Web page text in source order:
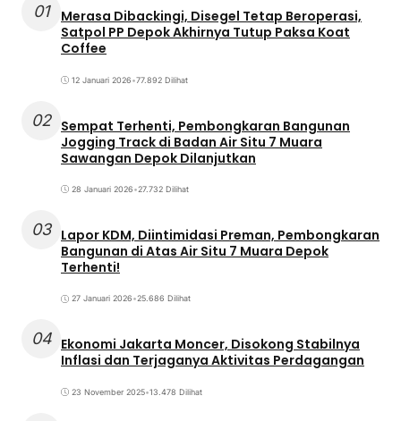
01
Merasa Dibackingi, Disegel Tetap Beroperasi,
Satpol PP Depok Akhirnya Tutup Paksa Koat
Coffee
12 Januari 2026•77.892 Dilihat
02 Sempat Terhenti, Pembongkaran Bangunan
Jogging Track di Badan Air Situ 7 Muara
Sawangan Depok Dilanjutkan
28 Januari 2026•27.732 Dilihat
03 Lapor KDM, Diintimidasi Preman, Pembongkaran
Bangunan di Atas Air Situ 7 Muara Depok
Terhenti!
27 Januari 2026•25.686 Dilihat
04 Ekonomi Jakarta Moncer, Disokong Stabilnya
Inflasi dan Terjaganya Aktivitas Perdagangan
23 November 2025•13.478 Dilihat